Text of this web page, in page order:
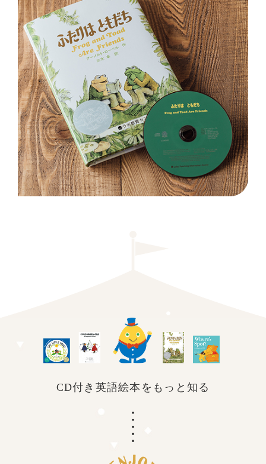
CD付き英語絵本を もっと知る